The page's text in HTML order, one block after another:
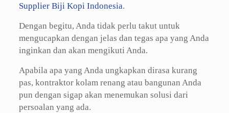
Supplier Biji Kopi Indonesia.
Dengan begitu, Anda tidak perlu takut untuk
mengucapkan dengan jelas dan tegas apa yang Anda
inginkan dan akan mengikuti Anda.
Apabila apa yang Anda ungkapkan dirasa kurang
pas, kontraktor kolam renang atau bangunan Anda
pun dengan sigap akan menemukan solusi dari
persoalan yang ada.